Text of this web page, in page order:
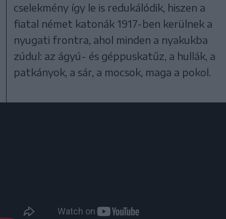
cselekmény így le is redukálódik, hiszen a
fiatal német katonák 1917-ben kerülnek a
nyugati frontra, ahol minden a nyakukba
zúdul: az ágyú- és géppuskatűz, a hullák, a
patkányok, a sár, a mocsok, maga a pokol.